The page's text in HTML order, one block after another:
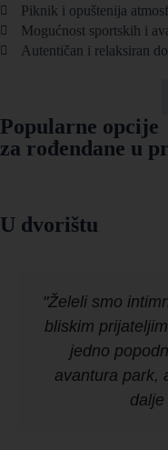
Piknik i opuštenija
Mogućnost sportskih i
Autentičan i relaksiran
Popularne opcije
za rođendane u
U dvorištu
"Želeli smo
bliskim
jedno
avantura park,